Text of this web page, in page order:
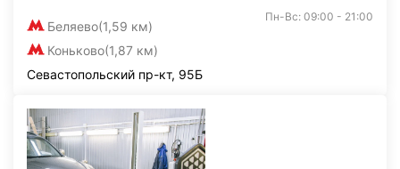
Беляево(1,59 км)
Коньково(1,87 км)
Пн-Вс: 09:00 - 21:00
Севастопольский пр-кт, 95Б